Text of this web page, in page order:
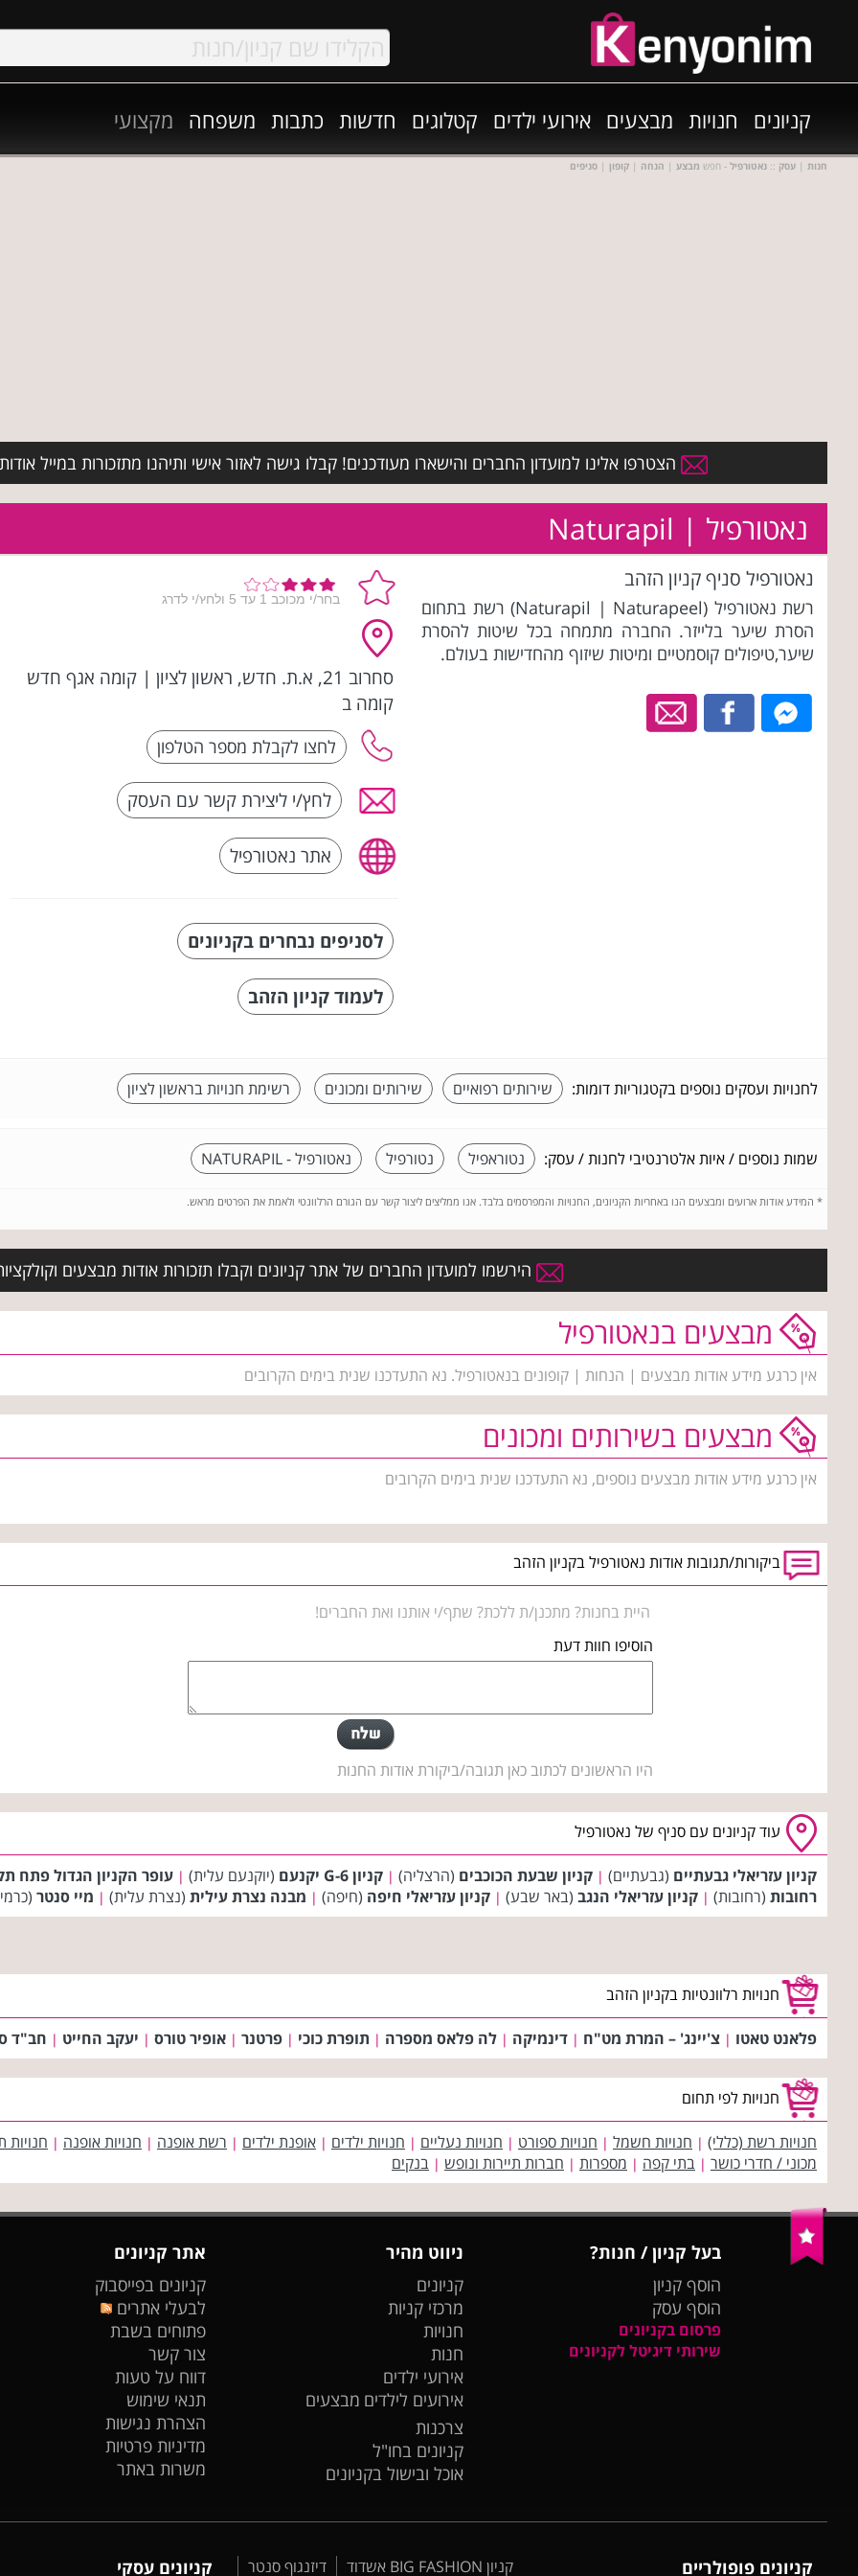
קניונים חנויות מבצעים אירועי ילדים קטלוגים חדשות כתבות משפחה מקצועי
חנות | עסק :: נאטורפיל - חפש מבצע | הנחה | קופון | סניפים
הצטרפו אלינו למועדון החברים והישארו מעודכנים! קבלו גישה לאזור אישי ותיהנו מתזכורות במייל
נאטורפיל | Naturapil
נאטורפיל סניף קניון הזהב
רשת נאטורפיל (Naturapil | Naturapeel) רשת בתחום
הסרת שיער בלייזר. החברה מתמחה בכל שיטות להסרת
שיער,טיפולים קוסמטיים ומיטות שיזוף מהחדישות בעולם.
סחרוב 21, א.ת. חדש, ראשון לציון | קומה אגף חדש
קומה ב
לחץ/י ליצירת קשר עם העסק
אתר נאטורפיל
לסניפים נבחרים בקניונים
לעמוד קניון הזהב
לחנויות ועסקים נוספים בקטגוריות דומות: שירותים רפואיים שירותים ומכונים רשימת חנויות בראשון לציון
שמות נוספים / איות אלטרנטיבי לחנות / עסק: נטוראפיל נטורפיל נאטורפיל - NATURAPIL
* המידע אודות ארועים ומבצעים הנו באחריות הקניונים, החנויות והמפרסמים בלבד. אנו ממליצים ליצור קשר עם הגורם הרלוונטי ולאמת את הפרטים מראש.
הירשמו למועדון החברים של אתר קניונים וקבלו תזכורות אודות מבצעים
מבצעים בנאטורפיל
אין כרגע מידע אודות מבצעים | הנחות | קופונים בנאטורפיל. נא התעדכנו שנית בימים הקרובים
מבצעים בשירותים ומכונים
אין כרגע מידע אודות מבצעים נוספים, נא התעדכנו שנית בימים הקרובים
ביקורות/תגובות אודות נאטורפיל בקניון הזהב
היית בחנות? מתכנן/ת ללכת? שתף/י אותנו ואת החברים!
הוסיפו חוות דעת
היו הראשונים לכתוב כאן תגובה/ביקורת אודות החנות
עוד קניונים עם סניף של נאטורפיל
קניון עזריאלי גבעתיים (גבעתיים) | קניון שבעת הכוכבים (הרצליה) | קניון G-6 יקנעם (יוקנעם עלית) | עופר הקניון הגדול פתח
רחובות (רחובות) | קניון עזריאלי הנגב (באר שבע) | קניון עזריאלי חיפה (חיפה) | מבנה נצרת עילית (נצרת עלית) | מיי סנטר
חנויות רלוונטיות בקניון הזהב
פלאנט טאטו | צ'יינג' – המרת מט"ח | דינמיקה | לה פלאס מספרה | תופרת כוכי | פרטנר | אופיר טורס | יעקב החייט | חב"ד
חנויות לפי תחום
חנויות רשת (כללי) | חנויות חשמל | חנויות ספורט | חנויות נעליים | חנויות ילדים | אופנת ילדים | רשת אופנה | חנויות אופנה | חנויות
מכוני / חדרי כושר | בתי קפה | מספרות | חברות תיירות ונופש | בנקים
בעל קניון / חנות?
הוסף קניון
הוסף עסק
פרסום בקניונים
שירותי דיגיטל לקניונים
ניווט מהיר
קניונים
מרכזי קניות
חנויות
חנות
אירועי ילדים
אירועים לילדים מבצעים
צרכנות
קניונים בחו"ל
אוכל ובישול בקניונים
אתר קניונים
קניונים בפייסבוק
לבעלי אתרים
פתוחים בשבת
צור קשר
דווח על טעות
תנאי שימוש
הצהרת נגישות
מדיניות פרטיות
משרות באתר
קניונים פופולריים קניון BIG FASHION אשדוד דיזנגוף סנטר קניונים עסקי